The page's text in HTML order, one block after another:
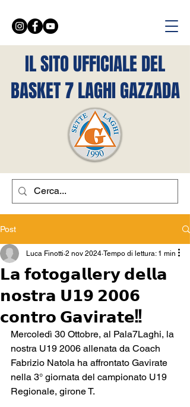
IL SITO UFFICIALE DEL
BASKET 7 LAGHI GAZZADA
Post
𝗟𝗮 𝗳𝗼𝘁𝗼𝗴𝗮𝗹𝗹𝗲𝗿𝘆 𝗱𝗲𝗹𝗹𝗮
𝗻𝗼𝘀𝘁𝗿𝗮 𝗨𝟭𝟵 𝟮𝟬𝟬𝟲
𝗰𝗼𝗻𝘁𝗿𝗼 𝗚𝗮𝘃𝗶𝗿𝗮𝘁𝗲!!
Luca Finotti 2 nov 2024 Tempo di lettura: 1 min
Mercoledì 30 Ottobre, al Pala7Laghi, la
nostra U19 2006 allenata da Coach
Fabrizio Natola ha affrontato Gavirate
nella 3° giornata del campionato U19
Regionale, girone T.